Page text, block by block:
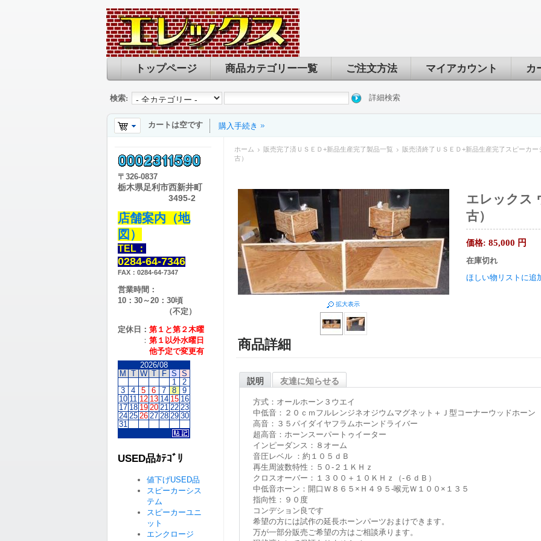
トップページ 商品カテゴリー一覧 ご注文方法 マイアカウント カ
検索: 詳細検索
カートは空です 購入手続き
ホーム 販売完了済ＵＳＥＤ+新品生産完了製品一覧
販売済終了ＵＳＥＤ+新品生産完了スピーカー
古）
拡大表示
エレックス
古）
価格: 85,000 円
在庫切れ
ほしい物リストに追
商品詳細
説明 友達に知らせる
方式：オールホーン３ウエイ
中低音：２０ｃｍフルレンジネオジウムマグネット＋Ｊ型コーナーウッドホーン
高音：３５パイダイヤフラムホーンドライバー
超高音：ホーンスーパートゥイーター
インピーダンス：８オーム
音圧レベル ：約１０５ｄＢ
再生周波数特性：５０-２１ＫＨｚ
クロスオーバー：１３００＋１０ＫＨｚ（-６ｄＢ）
中低音ホーン：開口Ｗ８６５×Ｈ４９５-喉元Ｗ１００×１３５
指向性：９０度
コンデション良です
希望の方には試作の延長ホーンパーツおまけできます。
万が一部分販売ご希望の方はご相談承ります。
〒 326-0837
栃木県足利市西新井町
3495-2
店舗案内（地
図）
TEL：
0284-64-7346
FAX：0284-64-7347
営業時間：
10：30～20：30頃
（不定）
定休日： 第１と第２木曜
： 第１以外水曜日
他予定で変更有
2026/08
M
T W T F S S
1
2
3
4 5 6 7 8
9
10 11 12 13 14 15 16
17 18 19 20 21 22 23
24 25 26 27 28 29 30
31
USED品ｶﾃｺﾞﾘ
値下げUSED品
スピーカーシス
テム
スピーカーユニ
ット
エンクロージ